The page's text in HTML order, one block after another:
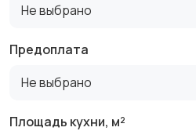
Не выбрано
Предоплата
Не выбрано
Площадь кухни, м²